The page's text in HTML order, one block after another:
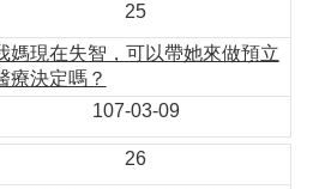
25
媽現在失智，可以帶她來做預立
療決定嗎？
107-03-09
26